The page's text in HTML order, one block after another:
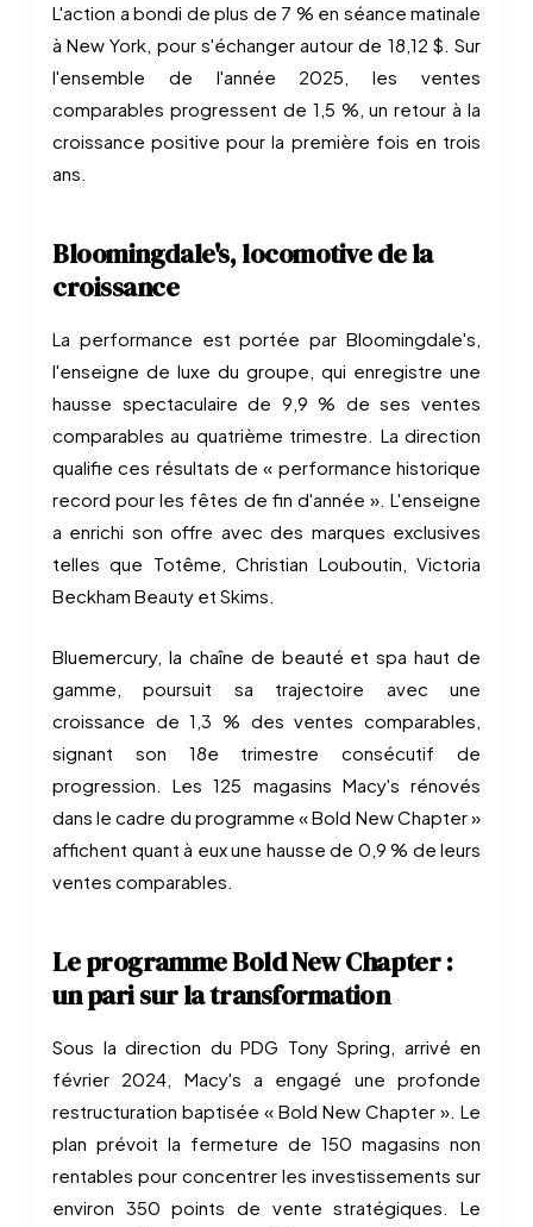
L'action a bondi de plus de 7 % en séance matinale
à New York, pour s'échanger autour de 18,12 $. Sur
l'ensemble de l'année 2025, les ventes
comparables progressent de 1,5 %, un retour à la
croissance positive pour la première fois en trois
ans.
Bloomingdale's, locomotive de la
croissance
La performance est portée par Bloomingdale's,
l'enseigne de luxe du groupe, qui enregistre une
hausse spectaculaire de 9,9 % de ses ventes
comparables au quatrième trimestre. La direction
qualifie ces résultats de « performance historique
record pour les fêtes de fin d'année ». L'enseigne
a enrichi son offre avec des marques exclusives
telles que Totême, Christian Louboutin, Victoria
Beckham Beauty et Skims.
Bluemercury, la chaîne de beauté et spa haut de
gamme, poursuit sa trajectoire avec une
croissance de 1,3 % des ventes comparables,
signant son 18e trimestre consécutif de
progression. Les 125 magasins Macy's rénovés
dans le cadre du programme « Bold New Chapter »
affichent quant à eux une hausse de 0,9 % de leurs
ventes comparables.
Le programme Bold New Chapter :
un pari sur la transformation
Sous la direction du PDG Tony Spring, arrivé en
février 2024, Macy's a engagé une profonde
restructuration baptisée « Bold New Chapter ». Le
plan prévoit la fermeture de 150 magasins non
rentables pour concentrer les investissements sur
environ 350 points de vente stratégiques. Le